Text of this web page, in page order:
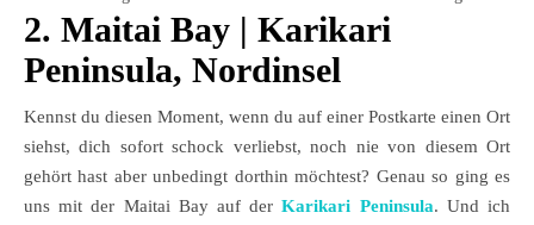
2. Maitai Bay | Karikari
Peninsula, Nordinsel
Kennst du diesen Moment, wenn du auf einer Postkarte einen Ort
siehst, dich sofort schock verliebst, noch nie von diesem Ort
gehört hast aber unbedingt dorthin möchtest? Genau so ging es
uns mit der Maitai Bay auf derKarikari Peninsula. Und ich